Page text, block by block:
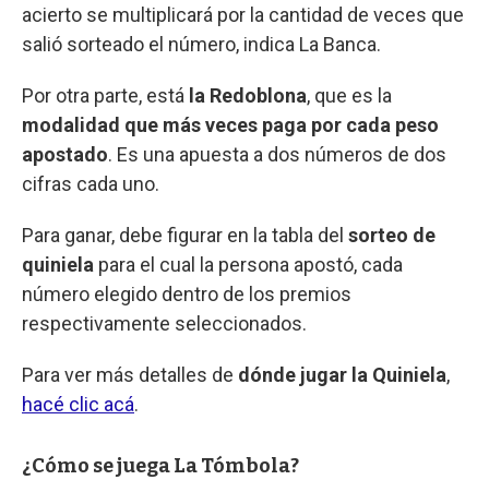
acierto se multiplicará por la cantidad de veces que
salió sorteado el número, indica La Banca.
Por otra parte, está la Redoblona, que es la
modalidad que más veces paga por cada peso
apostado. Es una apuesta a dos números de dos
cifras cada uno.
Para ganar, debe figurar en la tabla del sorteo de
quiniela para el cual la persona apostó, cada
número elegido dentro de los premios
respectivamente seleccionados.
Para ver más detalles de dónde jugar la Quiniela,
hacé clic acá.
¿Cómo se juega La Tómbola?